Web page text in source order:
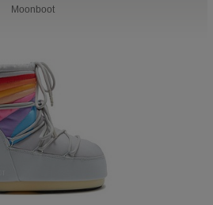
Moonboot